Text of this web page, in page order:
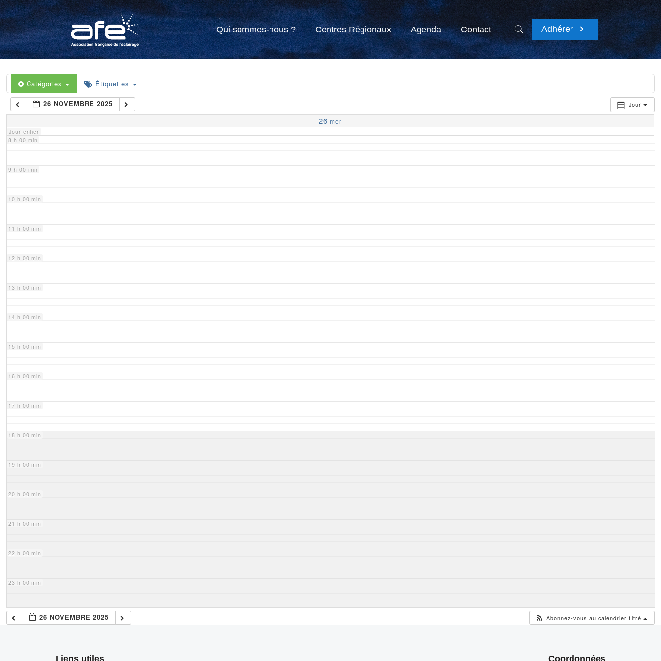
Qui sommes-nous ? Centres Régionaux Agenda Contact Adhérer
Catégories Étiquettes
Jour
26 NOVEMBRE 2025
26 mer
Jour entier
4 h 00 min
5 h 00 min
6 h 00 min
7 h 00 min
8 h 00 min
9 h 00 min
10 h 00 min
11 h 00 min
12 h 00 min
13 h 00 min
14 h 00 min
15 h 00 min
16 h 00 min
17 h 00 min
18 h 00 min
19 h 00 min
20 h 00 min
21 h 00 min
22 h 00 min
23 h 00 min
26 NOVEMBRE 2025 Abonnez-vous au calendrier filtré
Liens utiles Coordonnées